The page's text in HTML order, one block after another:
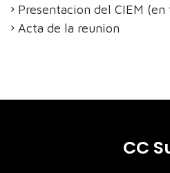
Presentacion del CIEM (en
Acta de la reunion
CC